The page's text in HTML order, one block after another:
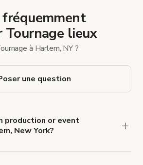
Tournage lieux
à Harlem, NY ?
une question
production or event
New York?